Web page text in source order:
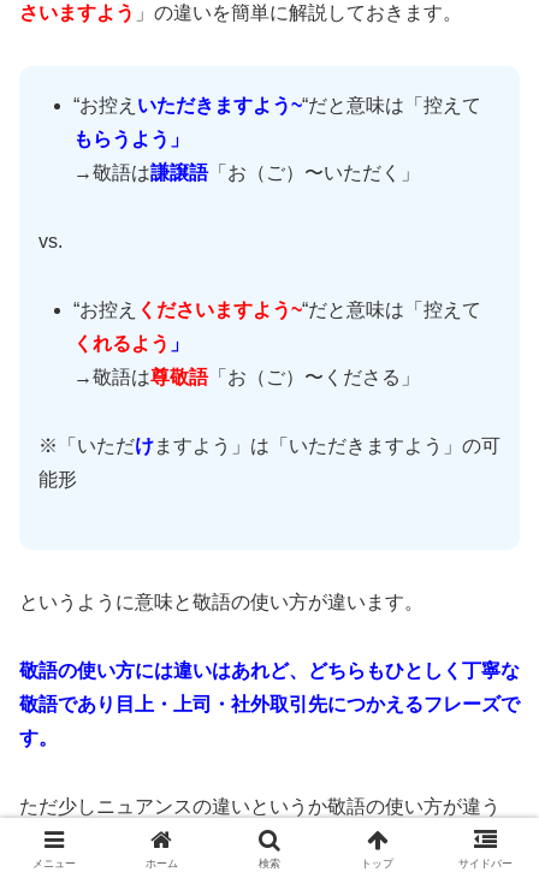
さいますよう 」の違いを簡単に解説しておきます。
“お控え いただきますよう~“だと意味は「控えて
もらうよう」
→敬語は謙譲語「お（ご）〜いただく」
vs.
“お控え くださいますよう~“だと意味は「控えて
くれるよう 」
→敬語は尊敬語「お（ご）〜くださる」
※「いただけますよう」は「いただきますよう」の可
能形
というように意味と敬語の使い方が違います。
敬語の使い方には違いはあれど、どちらもひとしく丁寧な
敬語であり目上・上司・社外取引先につかえるフレーズで
す。
ただ少しニュアンスの違いというか敬語の使い方が違う
よ、ということですね。
メニュー ホーム 検索 トップ サイドバー